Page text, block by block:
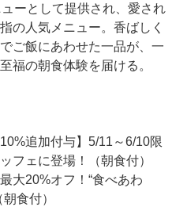
ーとして提供され、愛され
の人気メニュー。香ばしく
ご飯にあわせた一品が、一
福の朝食体験を届ける。
追加付与】5/11～6/10限
フェに登場！（朝食付）
大20%オフ！“食べあわ
食付）